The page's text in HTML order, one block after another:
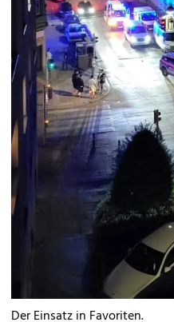
Der Einsatz in Favoriten.